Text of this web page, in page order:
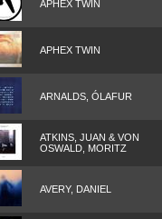
APHEX TWIN
APHEX TWIN
ARNALDS, ÓLAFUR
ATKINS, JUAN & VON
OSWALD, MORITZ
AVERY, DANIEL